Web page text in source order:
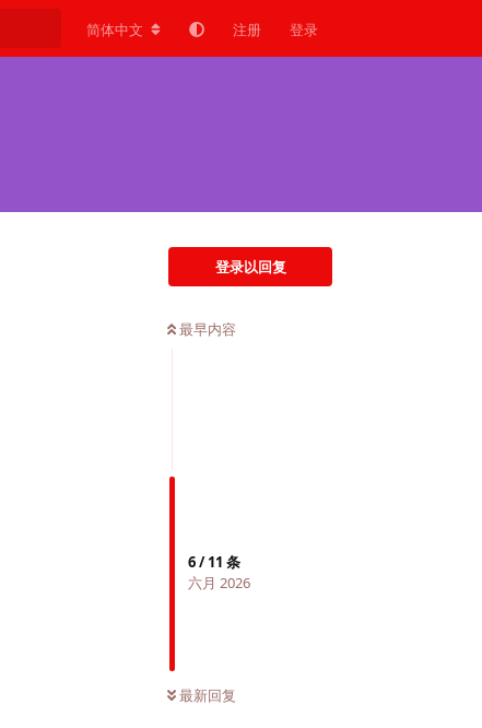
简体中文 注册 登录
登录以回复
最早内容
6/11 条
六月 2026
最新回复